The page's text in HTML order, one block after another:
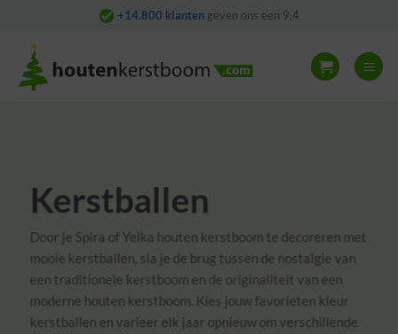
content
+14.800 klantengeven ons een 9,4
Kerstballen
Door je Spira of Yelka houten kerstboom te decoreren met
mooie kerstballen, sla je de brug tussen de nostalgie van
een traditionele kerstboom en de originaliteit van een
moderne houten kerstboom. Kies jouw favorieten kleur
kerstballen en varieer elk jaar opnieuw om verschillende